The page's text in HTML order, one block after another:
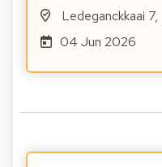
Ledeganckkaai
04 Jun 2026